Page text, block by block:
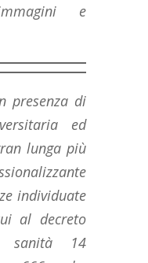
e
presenza di
ed
lunga più
individuate
al decreto
sanità 14